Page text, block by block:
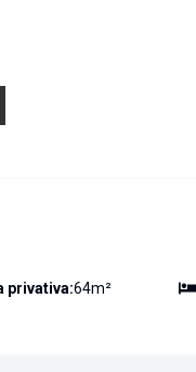
privativa:64m²